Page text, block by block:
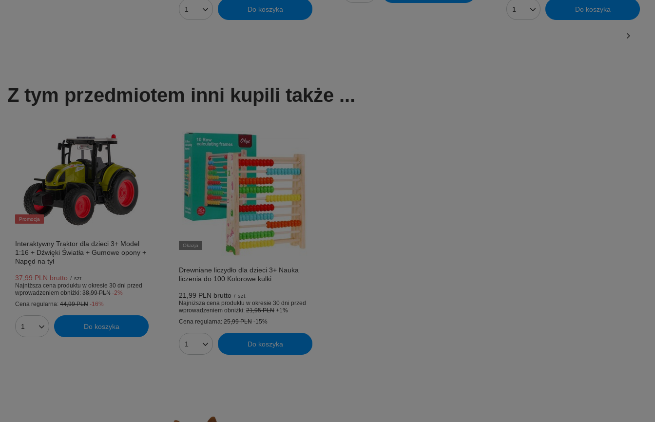
Ilość produktów Do koszyka Ilość produktów Do koszyka
Z tym przedmiotem inni kupili także ...
Promocja
Interaktywny Traktor dla dzieci 3+ Model
1:16 + Dźwięki Światła + Gumowe opony +
Napęd na tył
37,99 PLN brutto / szt.
Najniższa cena produktu w okresie 30 dni przed
wprowadzeniem obniżki: 38,99 PLN -2%
Cena regularna: 44,99 PLN -16%
Ilość produktów Do koszyka
Okazja
Drewniane liczydło dla dzieci 3+ Nauka
liczenia do 100 Kolorowe kulki
21,99 PLN brutto / szt.
Najniższa cena produktu w okresie 30 dni przed
wprowadzeniem obniżki: 21,95 PLN +1%
Cena regularna: 25,99 PLN -15%
Ilość produktów Do koszyka